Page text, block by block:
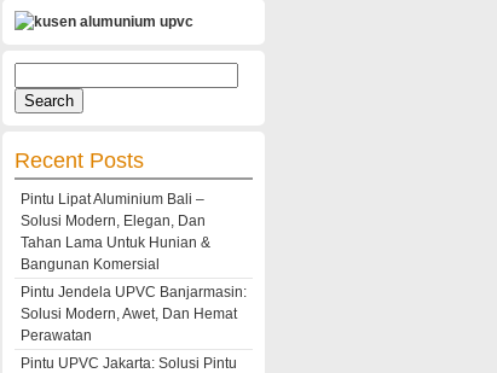
for:
Recent Posts
Pintu Lipat Aluminium Bali –
Solusi Modern, Elegan, Dan
Tahan Lama Untuk Hunian &
Bangunan Komersial
Pintu Jendela UPVC Banjarmasin:
Solusi Modern, Awet, Dan Hemat
Perawatan
Pintu UPVC Jakarta: Solusi Pintu